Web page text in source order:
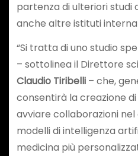
partenza di ulteriori studi
anche altre istituti
“Si tratta di uno studio
– sottolinea il Direttore
Claudio Tiribelli– che,
consentirà la creazione
avviare collaborazioni
modelli di intelligenza
medicina più